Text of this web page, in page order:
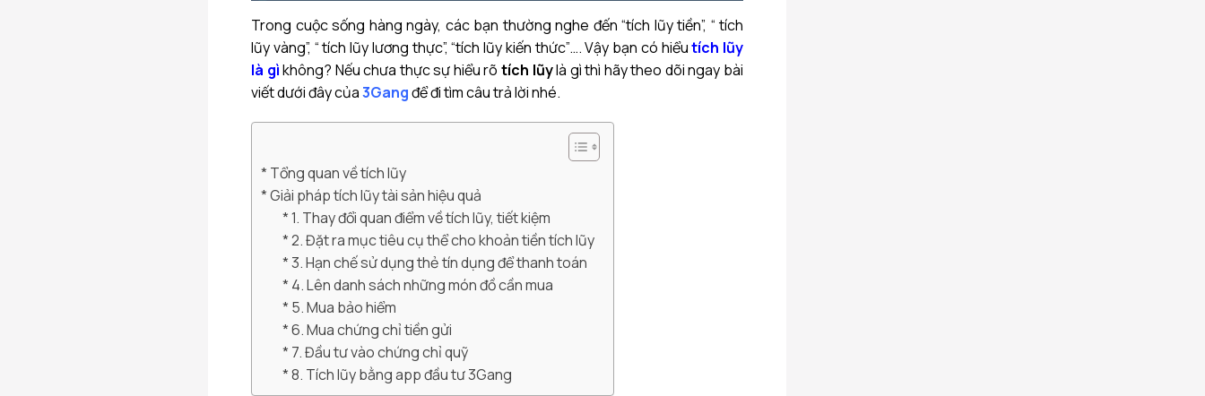
Trong cuộc sống hàng ngày, các bạn thường nghe đến “tích lũy tiền”, “ tích
lũy vàng”, “ tích lũy lương thực”, “tích lũy kiến thức”…. Vậy bạn có hiểutích lũy
là gìkhông? Nếu chưa thực sự hiểu rõtích lũylà gì thì hãy theo dõi ngay bài
viết dưới đây của3Gangđể đi tìm câu trả lời nhé.
Tổng quan về tích lũy
Giải pháp tích lũy tài sản hiệu quả
1. Thay đổi quan điểm về tích lũy, tiết kiệm
2. Đặt ra mục tiêu cụ thể cho khoản tiền tích lũy
3. Hạn chế sử dụng thẻ tín dụng để thanh toán
4. Lên danh sách những món đồ cần mua
5. Mua bảo hiểm
6. Mua chứng chỉ tiền gửi
7. Đầu tư vào chứng chỉ quỹ
8. Tích lũy bằng app đầu tư 3Gang